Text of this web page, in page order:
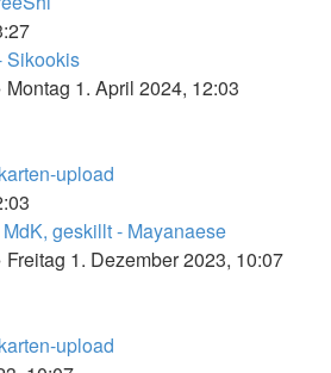
Sikookis
Montag 1. April 2024, 12:03
upload
geskillt - Mayanaese
Freitag 1. Dezember 2023, 10:07
upload